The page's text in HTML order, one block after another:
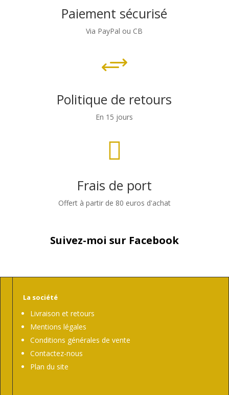
Paiement sécurisé
Via PayPal ou CB
+
Politique de retours
En 15 jours

Frais de port
Offert à partir de 80 euros d'achat
Suivez-moi sur Facebook
La société
Livraison et retours
Mentions légales
Conditions générales de vente
Contactez-nous
Plan du site